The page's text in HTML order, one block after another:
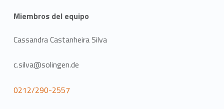
Miembros del equipo
Cassandra Castanheira Silva
c.silva@solingen.de
0212/290-2557